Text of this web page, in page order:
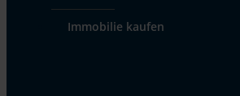
Immobilie kaufen